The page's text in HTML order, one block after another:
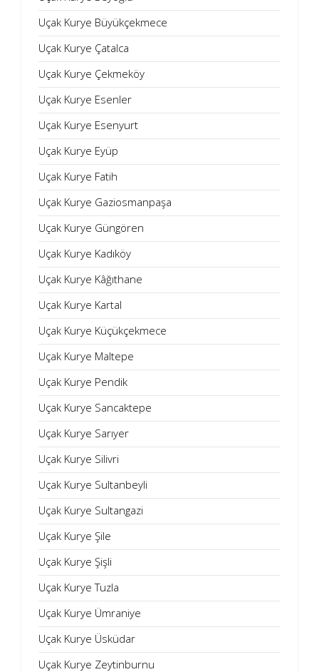
Uçak Kurye Büyükçekmece
Uçak Kurye Çatalca
Uçak Kurye Çekmeköy
Uçak Kurye Esenler
Uçak Kurye Esenyurt
Uçak Kurye Eyüp
Uçak Kurye Fatih
Uçak Kurye Gaziosmanpaşa
Uçak Kurye Güngören
Uçak Kurye Kadıköy
Uçak Kurye Kâğıthane
Uçak Kurye Kartal
Uçak Kurye Küçükçekmece
Uçak Kurye Maltepe
Uçak Kurye Pendik
Uçak Kurye Sancaktepe
Uçak Kurye Sarıyer
Uçak Kurye Silivri
Uçak Kurye Sultanbeyli
Uçak Kurye Sultangazi
Uçak Kurye Şile
Uçak Kurye Şişli
Uçak Kurye Tuzla
Uçak Kurye Ümraniye
Uçak Kurye Üsküdar
Uçak Kurye Zeytinburnu